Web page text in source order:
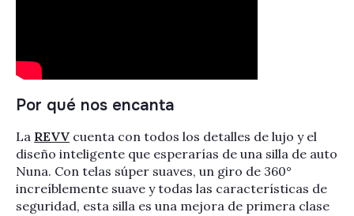
Por qué nos encanta
La REVV cuenta con todos los detalles de lujo y el
diseño inteligente que esperarías de una silla de auto
Nuna. Con telas súper suaves, un giro de 360°
increíblemente suave y todas las características de
seguridad, esta silla es una mejora de primera clase